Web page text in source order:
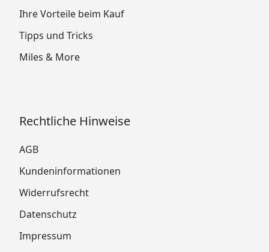
Ihre Vorteile beim Kauf
Tipps und Tricks
Miles & More
Rechtliche Hinweise
AGB
Kundeninformationen
Widerrufsrecht
Datenschutz
Impressum